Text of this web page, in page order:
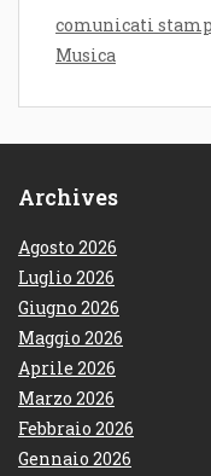
comunicati
Musica
Archives
Agosto 2026
Luglio 2026
Giugno 2026
Maggio 2026
Aprile 2026
Marzo 2026
Febbraio 2026
Gennaio 2026